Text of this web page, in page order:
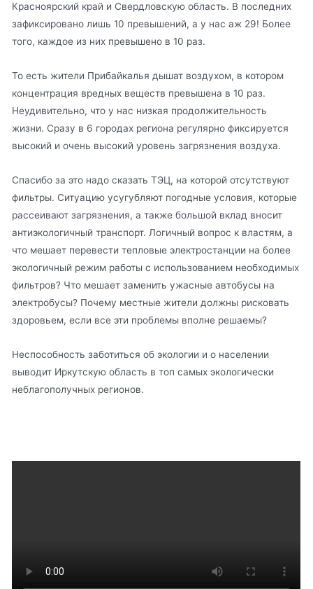
Красноярский край и Свердловскую область. В последних
зафиксировано лишь 10 превышений, а у нас аж 29! Более
того, каждое из них превышено в 10 раз.
То есть жители Прибайкалья дышат воздухом, в котором
концентрация вредных веществ превышена в 10 раз.
Неудивительно, что у нас низкая продолжительность
жизни. Сразу в 6 городах региона регулярно фиксируется
высокий и очень высокий уровень загрязнения воздуха.
Спасибо за это надо сказать ТЭЦ, на которой отсутствуют
фильтры. Ситуацию усугубляют погодные условия, которые
рассеивают загрязнения, а также большой вклад вносит
антиэкологичный транспорт. Логичный вопрос к властям, а
что мешает перевести тепловые электростанции на более
экологичный режим работы с использованием необходимых
фильтров? Что мешает заменить ужасные автобусы на
электробусы? Почему местные жители должны рисковать
здоровьем, если все эти проблемы вполне решаемы?
Неспособность заботиться об экологии и о населении
выводит Иркутскую область в топ самых экологически
неблагополучных регионов.